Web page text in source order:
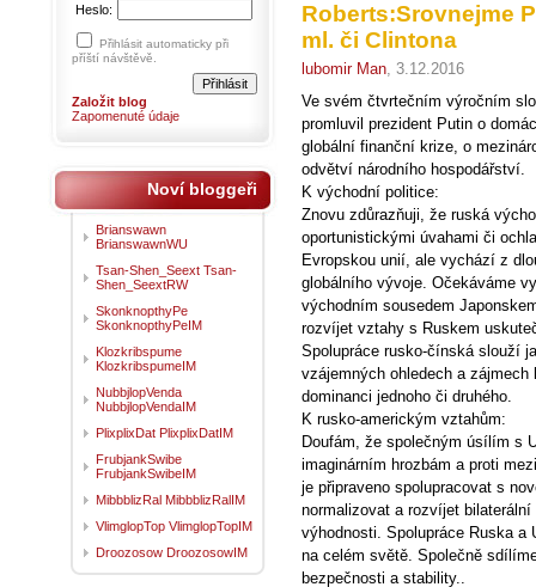
Roberts:Srovnejme
ml. či Clintona
lubomir Man, 3.12.2016
Ve svém čtvrtečním výročním
promluvil prezident Putin o
globální finanční krize, o
odvětví národního hospodářství.
K východní politice:
Znovu zdůrazňuji, že ruská
oportunistickými úvahami či
Evropskou unií, ale vychází z
globálního vývoje. Očekáváme
východním sousedem
rozvíjet vztahy s Ruskem
Spolupráce rusko-čínská slouží
vzájemných ohledech a
dominanci jednoho či druhého.
K rusko-americkým vztahům:
Doufám, že společným úsílím s
imaginárním hrozbám a proti
je připraveno spolupracovat s
normalizovat a rozvíjet
výhodnosti. Spolupráce Ruska a
na celém světě. Společně
bezpečnosti a stability..
Heslo:
Přihlásit automaticky při
příští návštěvě.
Založit blog
Zapomenuté údaje
Noví bloggeři
Brianswawn
BrianswawnWU
Tsan-Shen_Seext Tsan-
Shen_SeextRW
SkonknopthyPe
SkonknopthyPeIM
Klozkribspume
KlozkribspumeIM
NubbjlopVenda
NubbjlopVendaIM
PlixplixDat PlixplixDatIM
FrubjankSwibe
FrubjankSwibeIM
MibbblizRal MibbblizRalIM
VlimglopTop VlimglopTopIM
Droozosow DroozosowIM